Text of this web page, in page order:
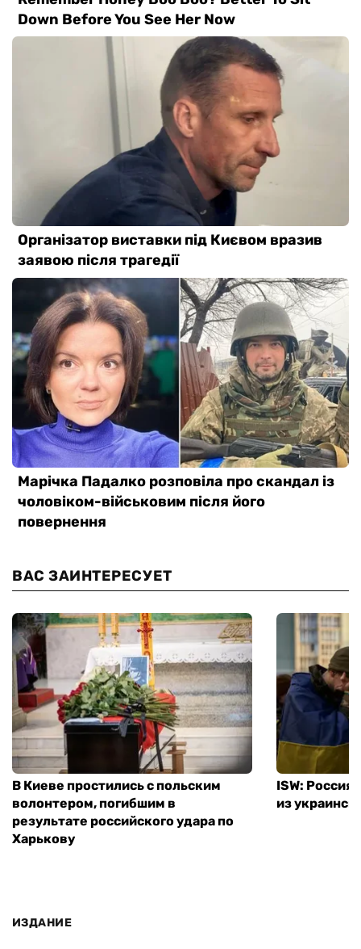
ВАС ЗАИНТЕРЕСУЕТ
В Киеве простились с польским
волонтером, погибшим в
результате российского удара по
Харькову
ISW:
из
ИЗДАНИЕ